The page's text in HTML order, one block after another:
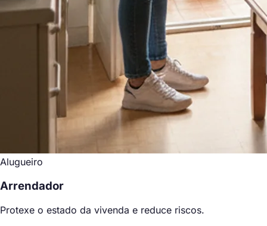
Alugueiro
Arrendador
Protexe o estado da vivenda e reduce riscos.